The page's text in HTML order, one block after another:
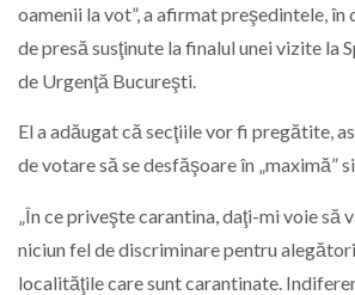
oamenii la vot”, a afirmat preşedintele, în
de presă susţinute la finalul unei vizite la
de Urgenţă Bucureşti.
El a adăugat că secţiile vor fi pregătite,
de votare să se desfăşoare în „maximă”
„În ce priveşte carantina, daţi-mi voie să
niciun fel de discriminare pentru
localităţile care sunt carantinate.